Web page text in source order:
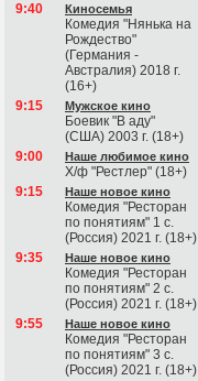
9:40
Киносемья
Комедия "Нянька на
Рождество"
(Германия -
Австралия) 2018 г.
(16+)
9:15
Мужское кино
Боевик "В аду"
(США) 2003 г. (18+)
9:00
Наше любимое кино
Х/ф "Рестлер" (18+)
9:15
Наше новое кино
Комедия "Ресторан
по понятиям" 1 с.
(Россия) 2021 г. (18+)
9:35
Наше новое кино
Комедия "Ресторан
по понятиям" 2 с.
(Россия) 2021 г. (18+)
9:55
Наше новое кино
Комедия "Ресторан
по понятиям" 3 с.
(Россия) 2021 г. (18+)